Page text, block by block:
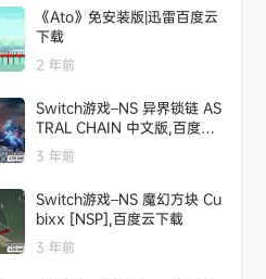
《Ato》免安装版|迅雷百度云
下载
2 年前
Switch游戏–NS 异界锁链 AS
TRAL CHAIN 中文版,百度云
下载
3 年前
Switch游戏–NS 魔幻方块 Cu
bixx [NSP],百度云下载
3 年前